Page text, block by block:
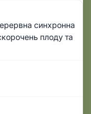
синхронна
плоду та